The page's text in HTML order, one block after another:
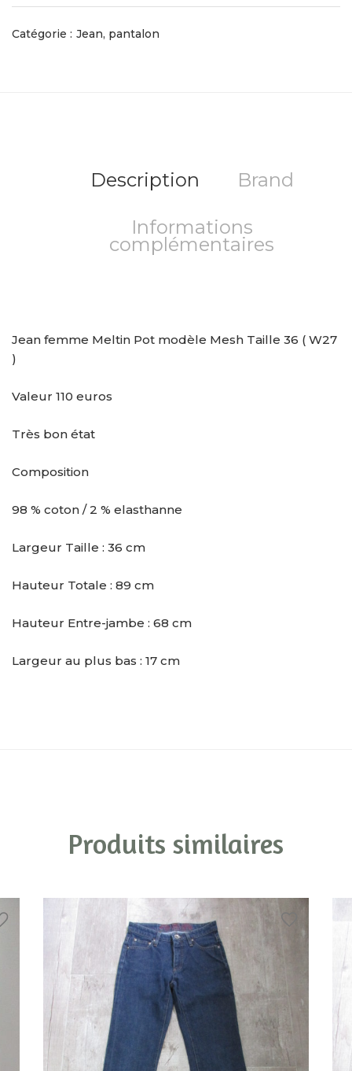
Catégorie : Jean, pantalon
Description Brand
Informations
complémentaires
Jean femme Meltin Pot modèle Mesh Taille 36 ( W27
)
Valeur 110 euros
Très bon état
Composition
98 % coton / 2 % elasthanne
Largeur Taille : 36 cm
Hauteur Totale : 89 cm
Hauteur Entre-jambe : 68 cm
Largeur au plus bas : 17 cm
Produits similaires